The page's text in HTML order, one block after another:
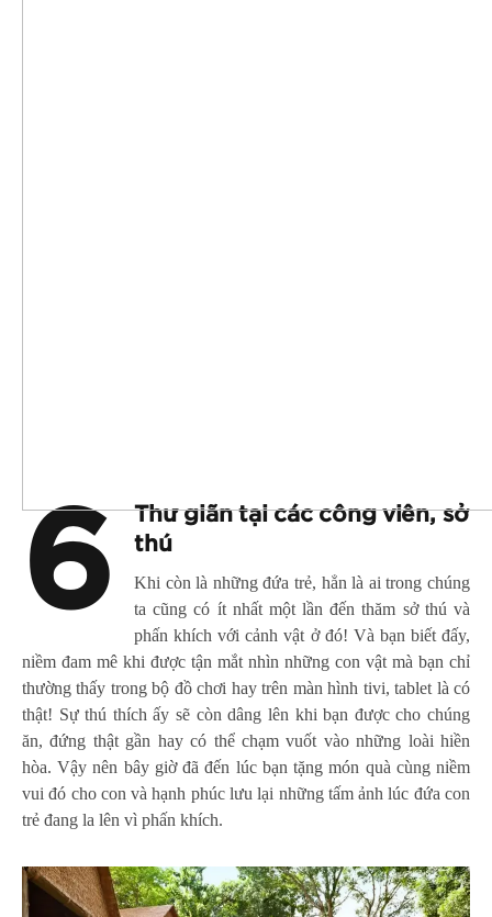
6
Thư giãn tại các công viên, sở
thú
Khi còn là những đứa trẻ, hẳn là ai trong chúng
ta cũng có ít nhất một lần đến thăm sở thú và
phấn khích với cảnh vật ở đó! Và bạn biết đấy,
niềm đam mê khi được tận mắt nhìn những con vật mà bạn chỉ
thường thấy trong bộ đồ chơi hay trên màn hình tivi, tablet là có
thật! Sự thú thích ấy sẽ còn dâng lên khi bạn được cho chúng
ăn, đứng thật gần hay có thể chạm vuốt vào những loài hiền
hòa. Vậy nên bây giờ đã đến lúc bạn tặng món quà cùng niềm
vui đó cho con và hạnh phúc lưu lại những tấm ảnh lúc đứa con
trẻ đang la lên vì phấn khích.